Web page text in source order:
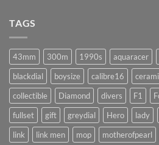
มั้ย
!?
TAGS
43mm 300m 1990s aquaracer
blackdial
boysize calibre16
collectible
Diamond divers F1
fullset
gift greydial Hero lady
link
link men mop motherofpearl